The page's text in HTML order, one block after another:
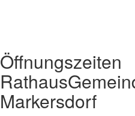
Öffnungszeiten
Rathaus
Markersdorf